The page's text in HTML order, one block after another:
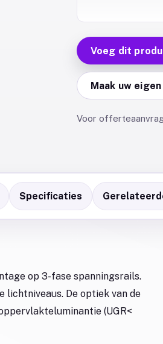
Voeg dit
Maak uw eigen
Voor
Specificaties
op 3-fase spanningsrails.
De optiek van de
(UGR<